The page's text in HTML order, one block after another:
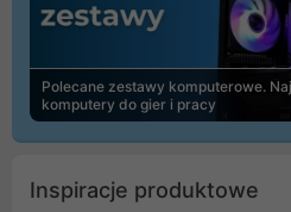
Polecane zestawy komputerowe.
komputery do gier i pracy
Inspiracje produktowe